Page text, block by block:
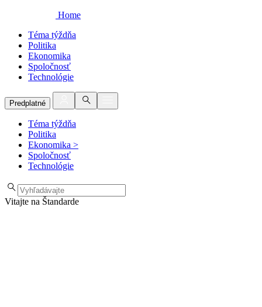
Home
Téma týždňa
Politika
Ekonomika
Spoločnosť
Technológie
Predplatné
Téma týždňa
Politika
Ekonomika >
Spoločnosť
Technológie
Vitajte na Štandarde